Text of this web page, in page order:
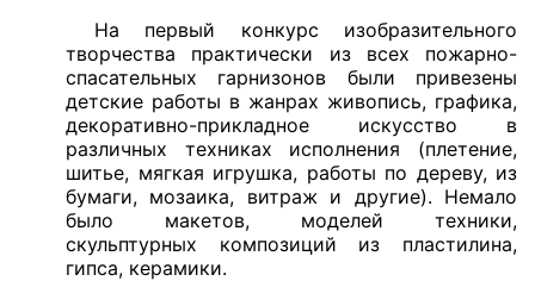
На первый конкурс изобразительного
творчества практически из всех пожарно-
спасательных гарнизонов были привезены
детские работы в жанрах живопись, графика,
декоративно-прикладное искусство в
различных техниках исполнения (плетение,
шитье, мягкая игрушка, работы по дереву, из
бумаги, мозаика, витраж и другие). Немало
было макетов, моделей техники,
скульптурных композиций из пластилина,
гипса, керамики.